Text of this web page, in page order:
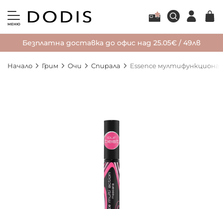
МЕНЮ
Безплатна доставка до офис над 25.05€ / 49лв
Начало Грим Очи Спирала Essence